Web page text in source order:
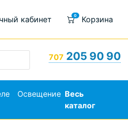
кабинет 0 Корзина
707 205 90 90
Освещение Весь
каталог